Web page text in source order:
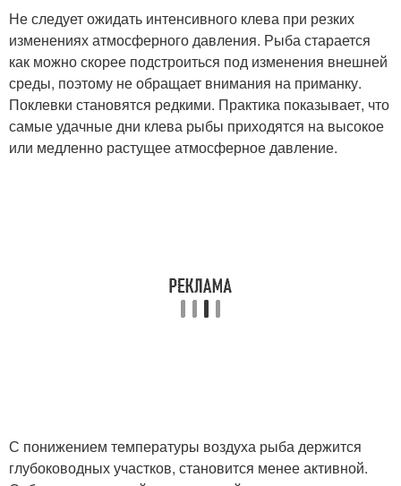
Не следует ожидать интенсивного клева при резких
изменениях атмосферного давления. Рыба старается
как можно скорее подстроиться под изменения внешней
среды, поэтому не обращает внимания на приманку.
Поклевки становятся редкими. Практика показывает, что
самые удачные дни клева рыбы приходятся на высокое
или медленно растущее атмосферное давление.
С понижением температуры воздуха рыба держится
глубоководных участков, становится менее активной.